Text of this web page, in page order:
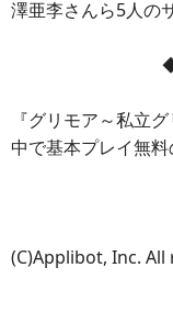
澤亜李さんら5人の
『グリモア～私立
中で基本プレイ無料
(C)Applibot, Inc.